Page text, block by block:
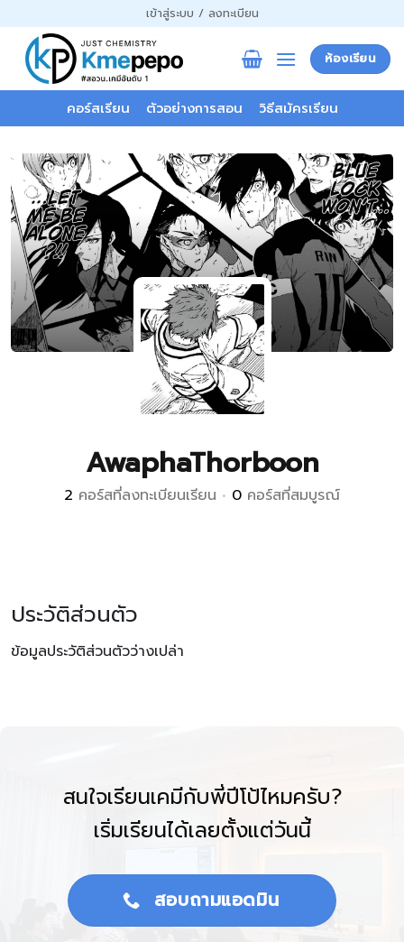
ไป
เนื้อหา
เข้าสู่ระบบ / ลงทะเบียน
ห้องเรียน
คอร์สเรียน ตัวอย่างการสอน วิธีสมัครเรียน
AwaphaThorboon
2 คอร์สที่ลงทะเบียนเรียน • 0 คอร์สที่สมบูรณ์
ประวัติส่วนตัว
ข้อมูลประวัติส่วนตัวว่างเปล่า
สนใจเรียนเคมีกับพี่ปีโป้ไหมครับ?
เริ่มเรียนได้เลยตั้งแต่วันนี้
สอบถามแอดมิน